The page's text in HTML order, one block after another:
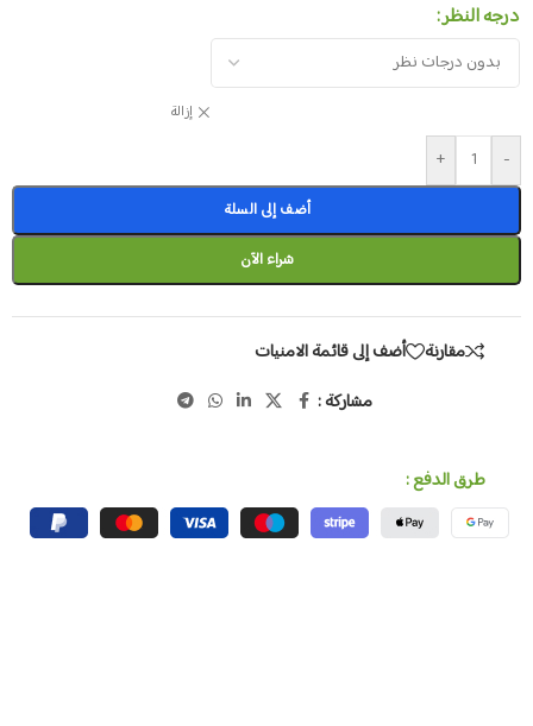
درجه النظر
إزالة
-
+
أضف إلى السلة
شراء الآن
مقارنة
أضف إلى قائمة الامنيات
مشاركة :
طرق الدفع :